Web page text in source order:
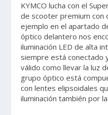
KYMCO lucha con el
de scooter premium con
ejemplo en el apartado
óptico delantero nos
iluminación LED de alta
siempre está conectado
válido como llevar la luz
grupo óptico está
con lentes elipsoidales
iluminación también por